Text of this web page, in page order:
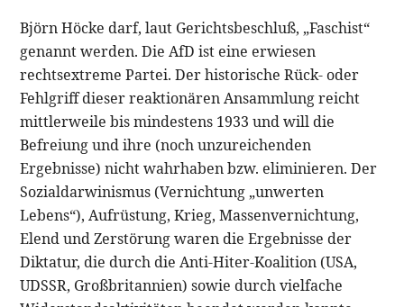
Björn Höcke darf, laut Gerichtsbeschluß, „Faschist“
genannt werden. Die AfD ist eine erwiesen
rechtsextreme Partei. Der historische Rück- oder
Fehlgriff dieser reaktionären Ansammlung reicht
mittlerweile bis mindestens 1933 und will die
Befreiung und ihre (noch unzureichenden
Ergebnisse) nicht wahrhaben bzw. eliminieren. Der
Sozialdarwinismus (Vernichtung „unwerten
Lebens“), Aufrüstung, Krieg, Massenvernichtung,
Elend und Zerstörung waren die Ergebnisse der
Diktatur, die durch die Anti-Hiter-Koalition (USA,
UDSSR, Großbritannien) sowie durch vielfache